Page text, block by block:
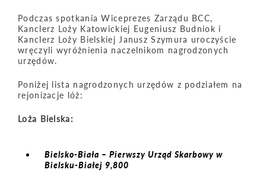
Podczas spotkania Wiceprezes Zarządu BCC,
Kanclerz Loży Katowickiej Eugeniusz Budniok i
Kanclerz Loży Bielskiej Janusz Szymura uroczyście
wręczyli wyróżnienia naczelnikom nagrodzonych
urzędów.
Poniżej lista nagrodzonych urzędów z podziałem na
rejonizacje lóż:
Loża Bielska:
Bielsko-Biała – Pierwszy Urząd Skarbowy w
Bielsku-Białej 9,800